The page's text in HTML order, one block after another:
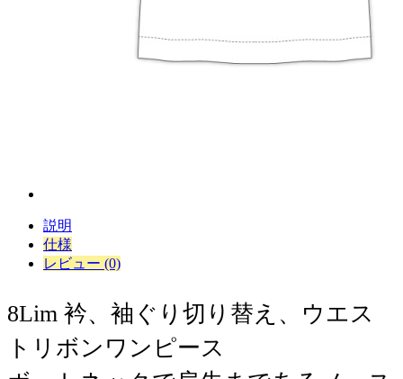
説明
仕様
レビュー (0)
8Lim 衿、袖ぐり切り替え、ウエス
トリボンワンピース